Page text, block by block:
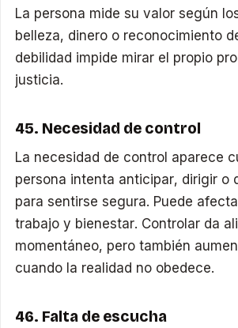
La persona mide su valor según
belleza, dinero o reconocimiento
debilidad impide mirar el propio
justicia.
45. Necesidad de control
La necesidad de control aparece
persona intenta anticipar, dirigir o
para sentirse segura. Puede
trabajo y bienestar. Controlar da
momentáneo, pero también
cuando la realidad no obedece.
46. Falta de escucha